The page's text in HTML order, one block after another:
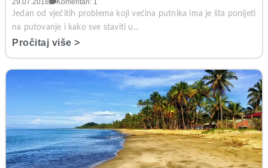
29.07.2018
Komentari: 1
Jedan od vječitih problema koji većina putnika ima je šta ponijeti
na putovanje i kako sve staviti u...
Pročitaj više >